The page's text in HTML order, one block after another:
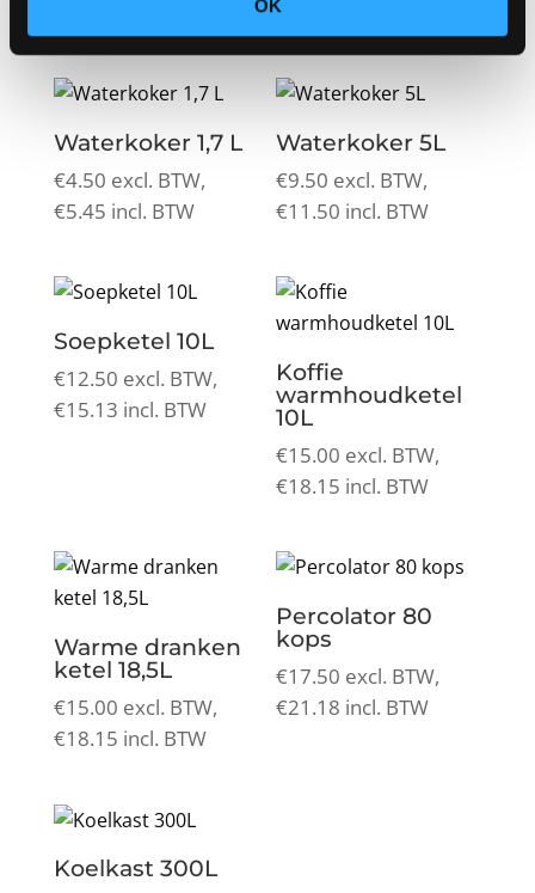
OK
Waterkoker 1,7 L
€4.50 excl. BTW,
€5.45 incl. BTW
Waterkoker 5L
€9.50 excl. BTW,
€11.50 incl. BTW
Soepketel 10L
€12.50 excl. BTW,
€15.13 incl. BTW
Koffie
warmhoudketel
10L
€15.00 excl. BTW,
€18.15 incl. BTW
Warme dranken
ketel 18,5L
€15.00 excl. BTW,
€18.15 incl. BTW
Percolator 80
kops
€17.50 excl. BTW,
€21.18 incl. BTW
Koelkast 300L